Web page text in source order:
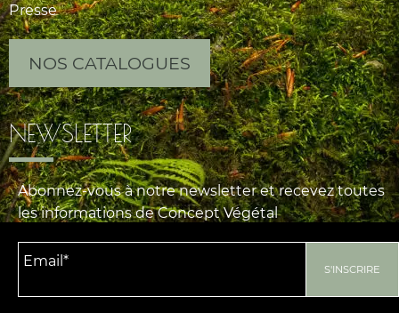
Presse
NOS CATALOGUES
NEWSLETTER
Abonnez-vous à notre newsletter et recevez toutes
les informations de Concept Végétal